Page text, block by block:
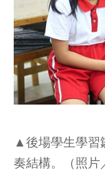
▲後場學生學習
奏結構。（照片